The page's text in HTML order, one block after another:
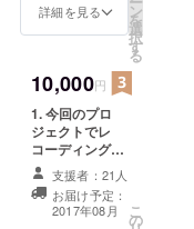
Contempora
ry Musicにス
カラシップ
合格し入学
する。
2014年秋に
帰国し『河
変更となる場合
お願い致しま
す。
詳細を見る ン
を
選
択
す
る
10,000円
1. 今回のプロ
ジェクトでレ
コーディングし
たNew Album
CD 2. メンバー3
人からのサン
キューレター 3.
支援者：21人
お届け予定：
2017年08月
こ
の